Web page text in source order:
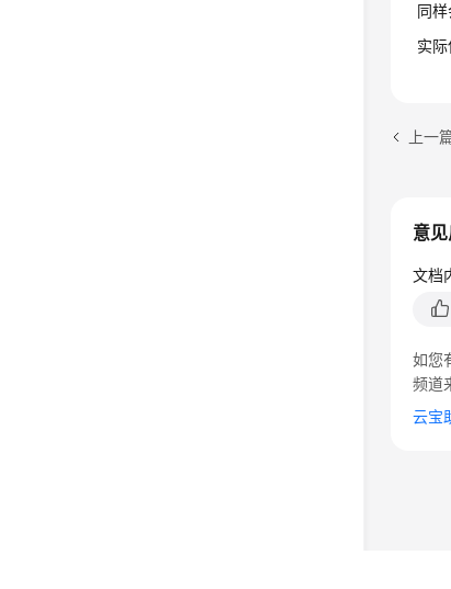
同
实
上一
意
文档
如您
频道
云宝